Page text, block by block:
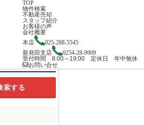
TOP
物件検索
不動産売却
スタッフ紹介
お客様の声
会社概要
本店
025-288-5545
新発田支店
0254-28-9909
受付時間 8:00～19:00 定休日 年中無休
お問い合せ
件の追加・変更